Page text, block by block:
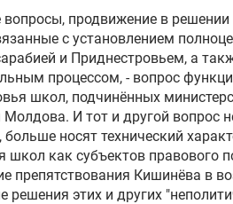
продвижение в
с установлением
и Приднестровьем, а
процессом, - вопрос
школ, подчинённых
Молдова. И тот и другой вопрос
носят технический
школ как субъектов правового
препятствования Кишинёва в
решения этих и других